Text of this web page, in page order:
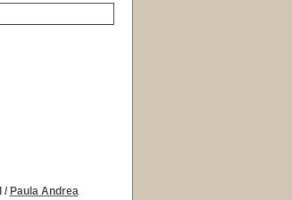
/ Paula Andrea